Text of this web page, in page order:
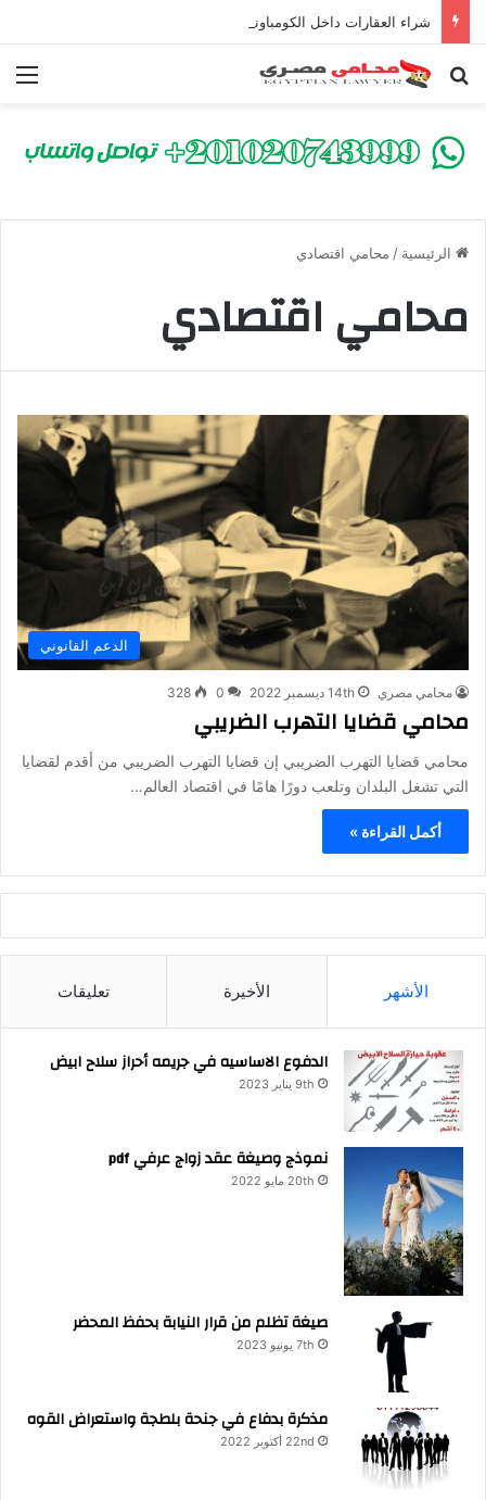
بحث عن
الرئيسية / محامي اقتصادي
محامي اقتصادي
الدعم القانوني
محامي مصري 14th ديسمبر 2022 0
328
محامي قضايا التهرب الضريبي
محامي قضايا التهرب الضريبي إن قضايا التهرب الضريبي من أقدم لقضايا
التي تشغل البلدان وتلعب دورًا هامًا في اقتصاد العالم…
أكمل القراءة »
الأشهر الأخيرة تعليقات
الدفوع الاساسيه في جريمه أحراز سلاح ابيض
9th يناير 2023
نموذج وصيغة عقد زواج عرفي pdf
20th مايو 2022
صيغة تظلم من قرار النيابة بحفظ المحضر
7th يونيو 2023
مذكرة بدفاع في جنحة بلطجة واستعراض القوه
22nd أكتوبر 2022